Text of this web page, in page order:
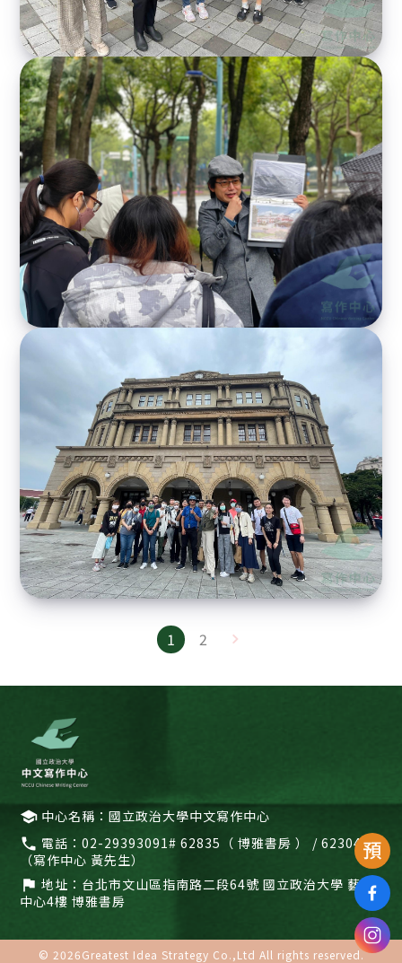
1 2
school 中心名稱：國立政治大學中文寫作中心
call 電話：02-29393091# 62835（ 博雅書房 ） / 62304
（寫作中心 黃先生）
flag 地址： 台北市文山區指南路二段64號 國立政治大學 藝文
中心4樓 博雅書房
© 2026Greatest Idea Strategy Co.,Ltd All rights reserved.